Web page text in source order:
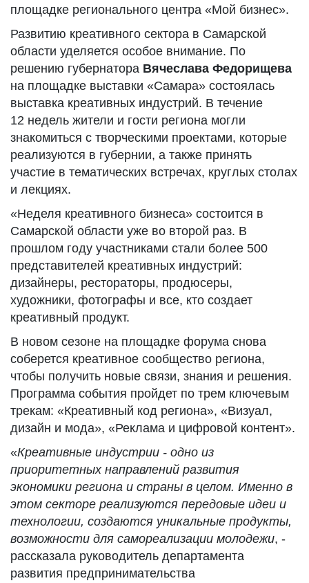
площадке регионального центра «Мой бизнес».
Развитию креативного сектора в Самарской
области уделяется особое внимание. По
решению губернатора Вячеслава Федорищева
на площадке выставки «Самара» состоялась
выставка креативных индустрий. В течение
12 недель жители и гости региона могли
знакомиться с творческими проектами, которые
реализуются в губернии, а также принять
участие в тематических встречах, круглых столах
и лекциях.
«Неделя креативного бизнеса» состоится в
Самарской области уже во второй раз. В
прошлом году участниками стали более 500
представителей креативных индустрий:
дизайнеры, рестораторы, продюсеры,
художники, фотографы и все, кто создает
креативный продукт.
В новом сезоне на площадке форума снова
соберется креативное сообщество региона,
чтобы получить новые связи, знания и решения.
Программа события пройдет по трем ключевым
трекам: «Креативный код региона», «Визуал,
дизайн и мода», «Реклама и цифровой контент».
«Креативные индустрии - одно из
приоритетных направлений развития
экономики региона и страны в целом. Именно в
этом секторе реализуются передовые идеи и
технологии, создаются уникальные продукты,
возможности для самореализации молодежи, -
рассказала руководитель департамента
развития предпринимательства